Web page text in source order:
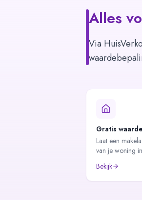
Alles
Via
Gratis
Laat een
van je woning
Bekijk